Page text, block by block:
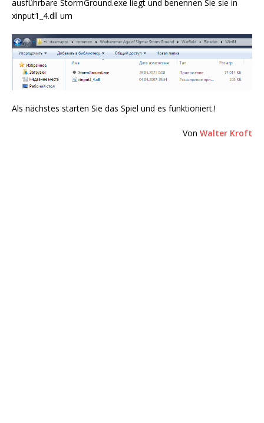
ausführbare StormGround.exe liegt und benennen Sie sie in
xinput1_4.dll um
Als nächstes starten Sie das Spiel und es funktioniert.!
Von Walter Kroft